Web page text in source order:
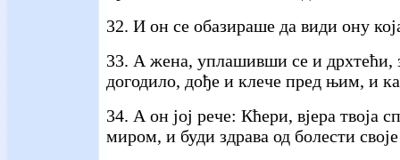
32. И он се обазираше да види ону
33. А жена, уплашивши се и дрхтећи,
догодило, дође и клече пред њим, и
34. А он јој рече: Кћери, вјера твоја
миром, и буди здрава од болести